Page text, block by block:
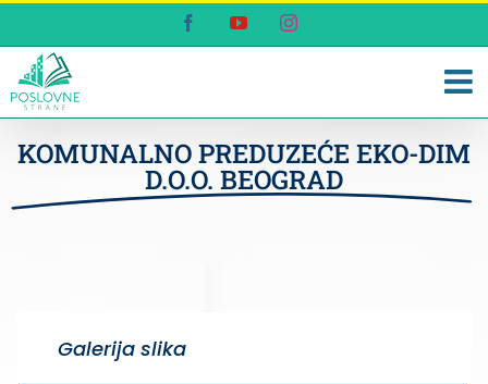
content
FacebookYouTubeInstagram
KOMUNALNO PREDUZEĆE EKO-DIM
D.O.O. BEOGRAD
Galerija slika